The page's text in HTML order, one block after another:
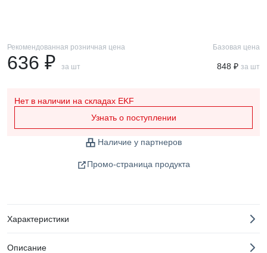
Рекомендованная розничная цена
636 ₽ за шт
Базовая цена
848 ₽ за шт
Нет в наличии на складах EKF
Узнать о поступлении
Наличие у партнеров
Промо-страница продукта
Характеристики
Описание